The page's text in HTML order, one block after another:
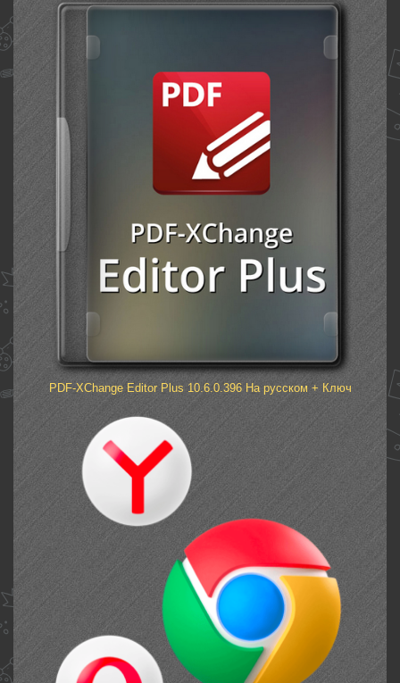
PDF-XChange Editor Plus 10.6.0.396 На русском + Ключ